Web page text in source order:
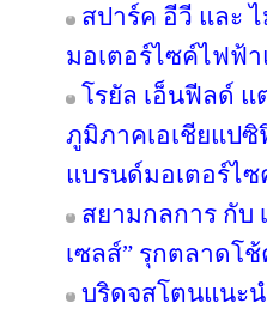
สปาร์ค อีวี และ
มอเตอร์ไซค์ไฟฟ้า
โรยัล เอ็นฟีลด์ แ
ภูมิภาคเอเชียแป
แบรนด์มอเตอร์ไซ
สยามกลการ กับ
เซลส์” รุกตลาดโ
บริดจสโตนแนะ